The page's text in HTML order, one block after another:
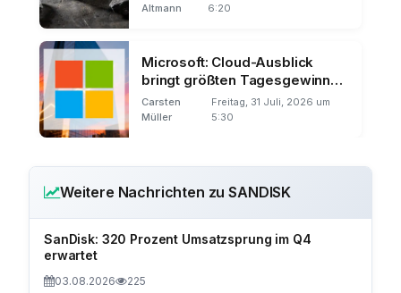
Altmann
6:20
Microsoft: Cloud-Ausblick
bringt größten Tagesgewinn
der Börsengeschichte
Carsten
Müller
Freitag, 31 Juli, 2026 um
5:30
Weitere Nachrichten zu SANDISK
SanDisk: 320 Prozent Umsatzsprung im Q4
erwartet
03.08.2026 225